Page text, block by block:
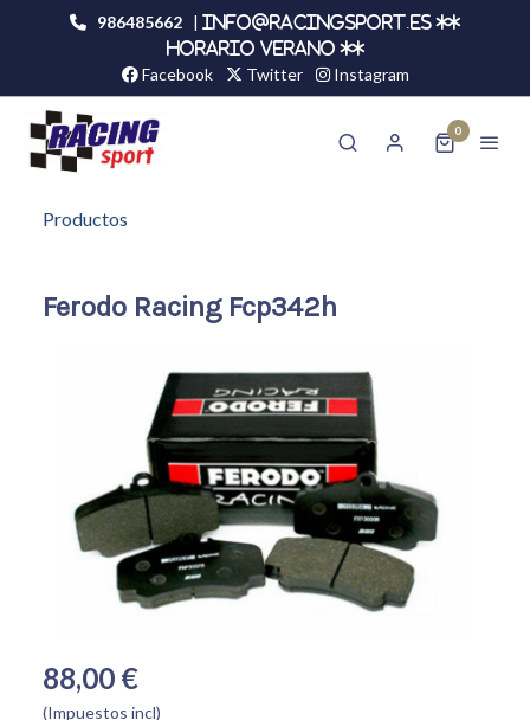
986485662 |
info@racingsport.es **
HORARIO VERANO **
Facebook Twitter Instagram
0
Productos
Ferodo Racing Fcp342h
88,00 €
(Impuestos incl)